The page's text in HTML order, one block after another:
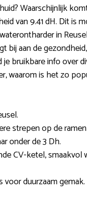
Waarschijnlijk
van 9.41 dH. Dit is
in
bij aan de
bruikbare info over
waarom is het zo
strepen op de
onder de 3 Dh.
CV-ketel,
duurzaam